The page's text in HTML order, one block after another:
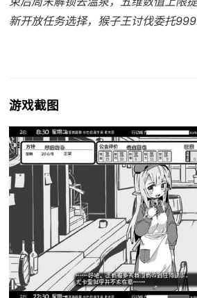
新开放任务选择，猴子王讨伐委托999
游戏截图